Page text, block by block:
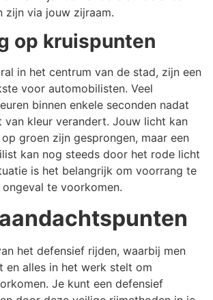
zijn via jouw zijraam.
op kruispunten
in het centrum van de stad, zijn een
voor automobilisten. Veel
binnen enkele seconden nadat
van kleur verandert. Jouw licht kan
groen zijn gesprongen, maar een
kan nog steeds door het rode licht
is het belangrijk om voorrang te
te voorkomen.
het defensief rijden, waarbij men
en alles in het werk stelt om
Je kunt een defensief